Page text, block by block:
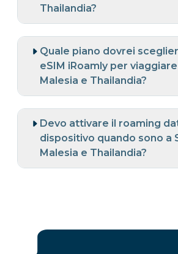
Thailandia?
Quale piano dovrei
eSIM iRoamly per
Malesia e Thailandia?
Devo attivare il roaming
dispositivo quando sono a
Malesia e Thailandia?